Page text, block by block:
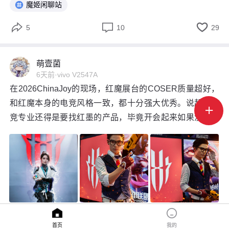
魔姬闲聊站
 5  10  29
萌壹菌
6天前·vivo V2547A
在2026ChinaJoy的现场，红魔展台的COSER质量超好，
和红魔本身的电竞风格一致，都十分强大优秀。说起来电
竞专业还得是要找红墨的产品，毕竟开会起来如果没有风
高光时刻

首页 我的